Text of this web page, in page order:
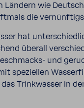
Ländern wie
die
hat
überall
und
spezi­ellen
Trink­wasser in